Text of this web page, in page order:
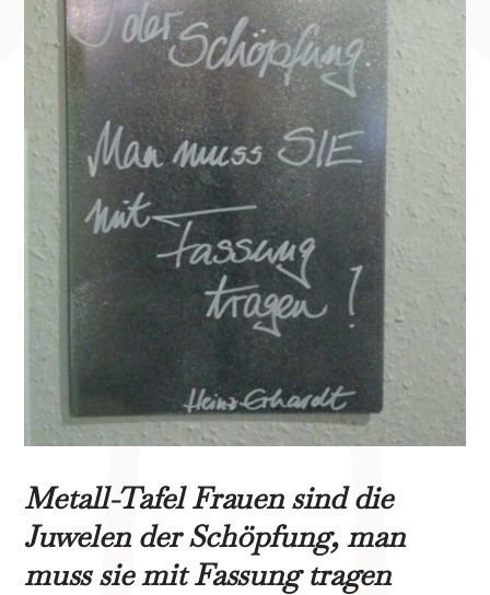
Metall-Tafel Frauen sind die
Juwelen der Schöpfung, man
muss sie mit Fassung tragen